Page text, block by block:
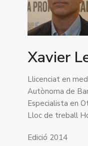
Xavier
Llicenciat en
Autònoma de
Especialista en
Lloc de treball
Edició 2014